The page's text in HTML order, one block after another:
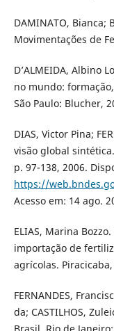
DAMINATO, Bianca;
Movimentações de
D’ALMEIDA, Albino
no mundo:
São Paulo: Blucher,
DIAS, Victor Pina;
visão global
p. 97-138, 2006.
https://
Acesso em: 14 ago.
ELIAS, Marina
importação de
agrícolas. Piracicaba,
FERNANDES,
da; CASTILHOS,